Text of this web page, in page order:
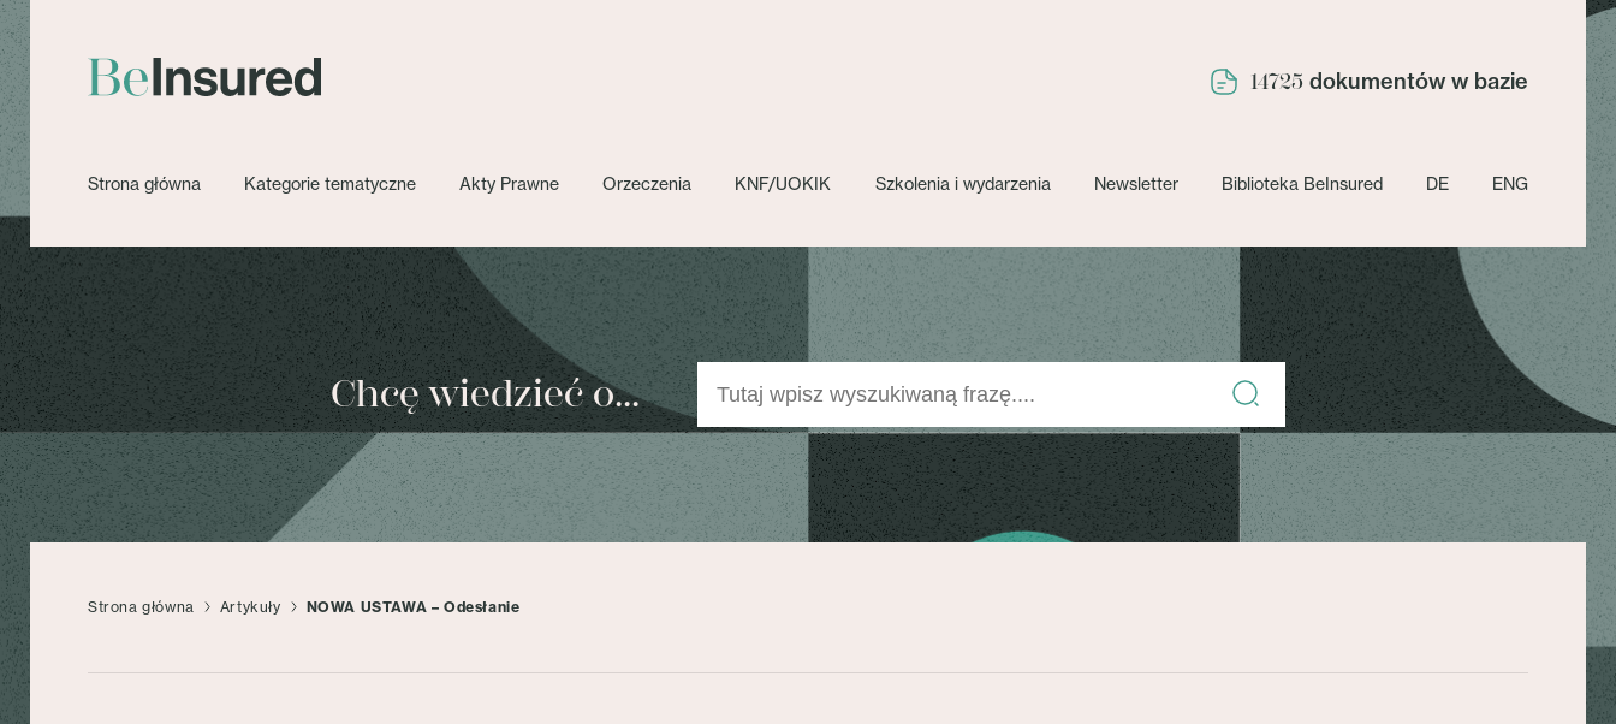
14725 dokumentów w bazie
Strona główna Kategorie tematyczne Akty Prawne Orzeczenia KNF/UOKIK Szkolenia i wydarzenia Newsletter Biblioteka BeInsured DE ENG
Chcę wiedzieć o...
Strona główna Artykuły NOWA USTAWA – Odesłanie